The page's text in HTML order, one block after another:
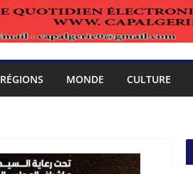
RÉGIONS MONDE CULTURE